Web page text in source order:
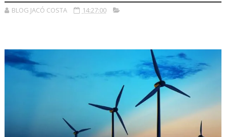
BLOG JACÓ COSTA 14:27:00